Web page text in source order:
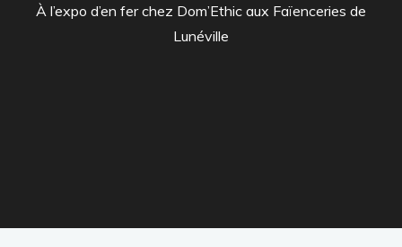
À l’expo d’en fer chez Dom’Ethic aux Faïenceries de
Lunéville